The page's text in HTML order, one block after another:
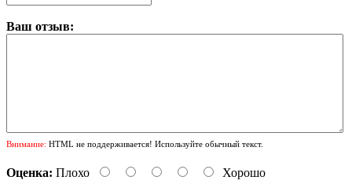
Ваш отзыв:
Внимание: HTML не поддерживается! Используйте обычный текст.
Оценка: Плохо Хорошо